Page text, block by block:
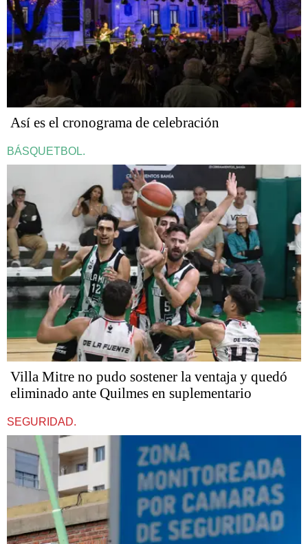
Así es el cronograma de celebración
BÁSQUETBOL.
Villa Mitre no pudo sostener la ventaja y quedó
eliminado ante Quilmes en suplementario
SEGURIDAD.